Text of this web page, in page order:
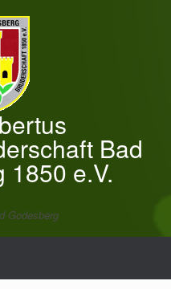
Bad
1850 e.V.
Godesberg